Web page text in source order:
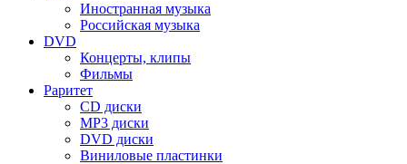
Иностранная музыка
Российская музыка
DVD
Концерты, клипы
Фильмы
Раритет
CD диски
MP3 диски
DVD диски
Виниловые пластинки